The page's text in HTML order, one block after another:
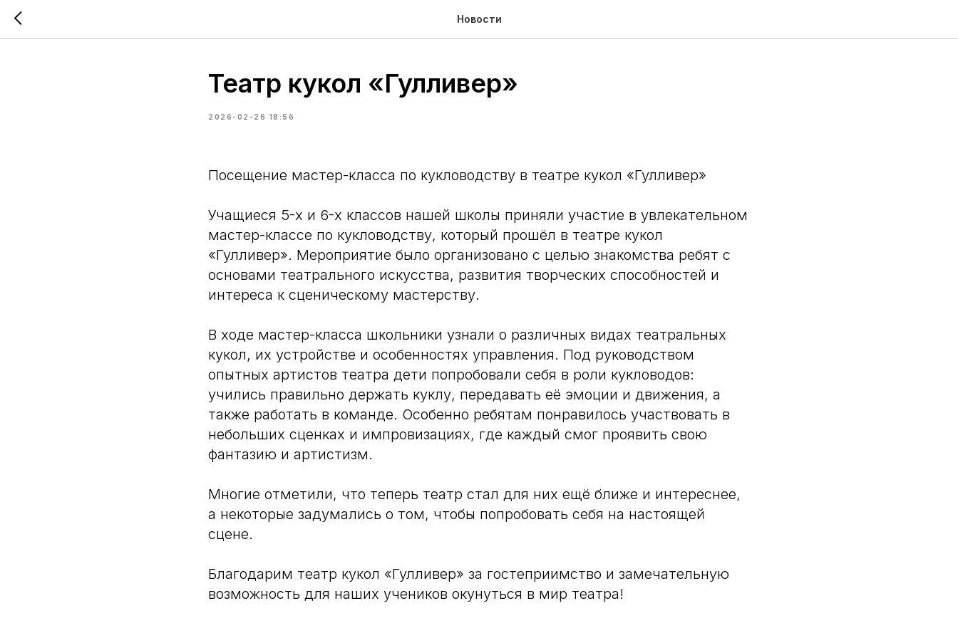
Новости
Театр кукол «Гулливер»
2026-02-26 18:56
Посещение мастер-класса по кукловодству в театре кукол «Гулливер»
Учащиеся 5-х и 6-х классов нашей школы приняли участие в увлекательном
мастер-классе по кукловодству, который прошёл в театре кукол
«Гулливер». Мероприятие было организовано с целью знакомства ребят с
основами театрального искусства, развития творческих способностей и
интереса к сценическому мастерству.
В ходе мастер-класса школьники узнали о различных видах театральных
кукол, их устройстве и особенностях управления. Под руководством
опытных артистов театра дети попробовали себя в роли кукловодов:
учились правильно держать куклу, передавать её эмоции и движения, а
также работать в команде. Особенно ребятам понравилось участвовать в
небольших сценках и импровизациях, где каждый смог проявить свою
фантазию и артистизм.
Многие отметили, что теперь театр стал для них ещё ближе и интереснее,
а некоторые задумались о том, чтобы попробовать себя на настоящей
сцене.
Благодарим театр кукол «Гулливер» за гостеприимство и замечательную
возможность для наших учеников окунуться в мир театра!